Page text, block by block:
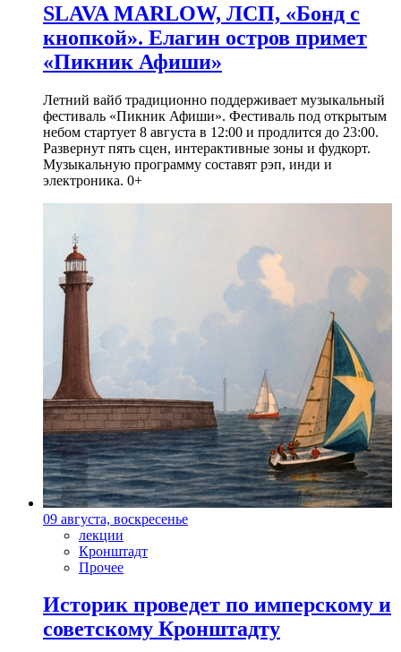
SLAVA MARLOW, ЛСП, «Бонд с
кнопкой». Елагин остров примет
«Пикник Афиши»
Летний вайб традиционно поддерживает музыкальный
фестиваль «Пикник Афиши». Фестиваль под открытым
небом стартует 8 августа в 12:00 и продлится до 23:00.
Развернут пять сцен, интерактивные зоны и фудкорт.
Музыкальную программу составят рэп, инди и
электроника. 0+
09 августа, воскресенье
лекции
Кронштадт
Прочее
Историк проведет по имперскому и
советскому Кронштадту